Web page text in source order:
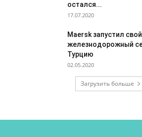
остался...
17.07.2020
Maersk запустил
железнодорожный
Турцию
02.05.2020
Загрузить больше